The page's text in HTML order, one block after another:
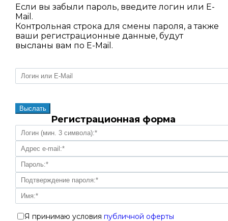
Если вы забыли пароль, введите логин или E-
Mail.
Контрольная строка для смены пароля, а также
ваши регистрационные данные, будут
высланы вам по E-Mail.
Регистрационная форма
Я принимаю условияпубличной оферты